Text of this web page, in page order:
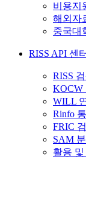
비용지
해외자
중국대
RISS API 센터
RISS
KOCW
WILL
Rinfo
FRIC
SAM
활용